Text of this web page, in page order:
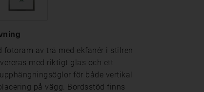
fotoram av trä med ekfanér i stilren
med riktigt glas och ett
för både vertikal
på vägg. Bordsstöd finns